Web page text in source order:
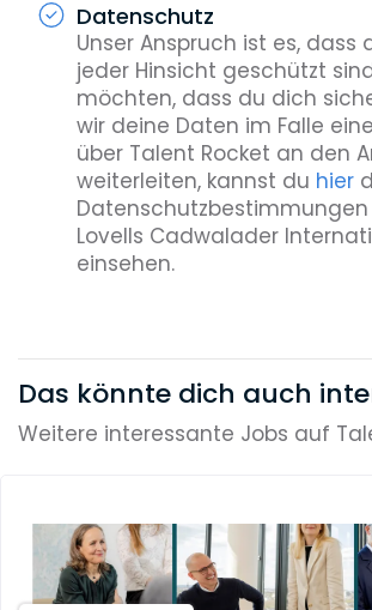
Datenschutz
Unser Anspruch ist es, dass
jeder Hinsicht geschützt
möchten, dass du dich
wir deine Daten im Falle
über Talent Rocket an den
weiterleiten, kannst du hier
Lovells Cadwalader
einsehen.
Das könnte dich auch
Weitere interessante Jobs auf